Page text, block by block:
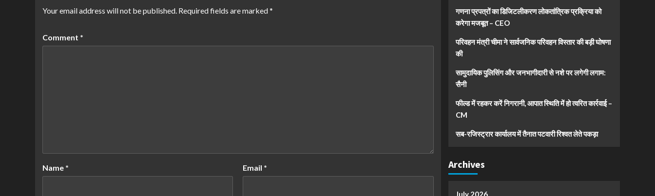
Your email address will not be published. Required fields are marked*
Comment *
Name * Email *
गणना प्रपत्रों का डिजिटलीकरण लोकतांत्रिक प्रक्रिया को
करेगा मजबूत – CEO
परिवहन मंत्री चीमा ने सार्वजनिक परिवहन विस्तार की बड़ी घोषणा
की
सामुदायिक पुलिसिंग और जनभागीदारी से नशे पर लगेगी लगाम:
सैनी
फील्ड में रहकर करें निगरानी, आपात स्थिति में हो त्वरित कार्रवाई –
CM
सब-रजिस्ट्रार कार्यालय में तैनात पटवारी रिश्वत लेते पकड़ा
Archives
July 2026